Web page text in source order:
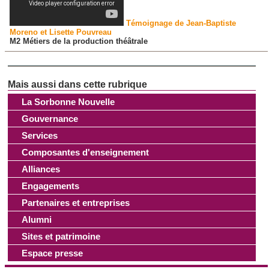
La Sorbonne Nouvelle
Gouvernance
Services
Composantes d'enseignement
Alliances
Engagements
Partenaires et entreprises
Alumni
Sites et patrimoine
Espace presse
Témoignage de Jean-Baptiste
Moreno et Lisette Pouvreau
M2 Métiers de la production théâtrale